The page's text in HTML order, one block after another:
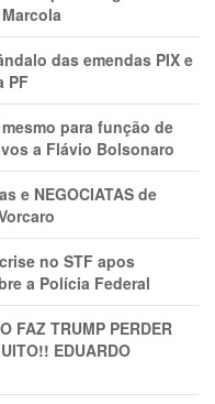
das emendas PIX e
PF
para função de
a Flávio Bolsonaro
e NEGOCIATAS de
no STF apos
a Polícia Federal
FAZ TRUMP PERDER
EDUARDO